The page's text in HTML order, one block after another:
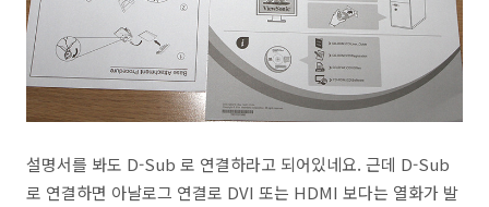
설명서를 봐도 D-Sub 로 연결하라고 되어있네요. 근데 D-Sub
로 연결하면 아날로그 연결로 DVI 또는 HDMI 보다는 열화가 발